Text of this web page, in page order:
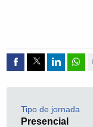
Compartir por
Compartir
Tipo de jornada
Presencial